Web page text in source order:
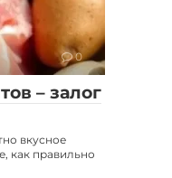
0
– залог
вкусное
как правильно